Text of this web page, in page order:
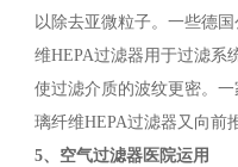
以除去亚微粒子。一些德
维HEPA过滤器用于过滤系
使过滤介质的波纹更密。
璃纤维HEPA过滤器又向前
5、空气过滤器医院运用